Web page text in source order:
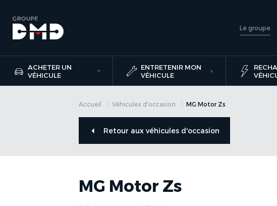
Le groupe
ACHETER UN
VÉHICULE
ENTRETENIR MON
VÉHICULE
Accueil Véhicules d'occasion MG Motor Zs
Retour aux véhicules d'occasion
MG Motor Zs